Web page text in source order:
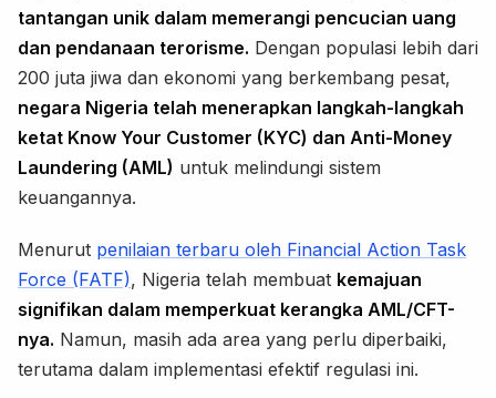
tantangan unik dalam memerangi pencucian uang
dan pendanaan terorisme. Dengan populasi lebih dari
200 juta jiwa dan ekonomi yang berkembang pesat,
negara Nigeria telah menerapkan langkah-langkah
ketat Know Your Customer (KYC) dan Anti-Money
Laundering (AML) untuk melindungi sistem
keuangannya.
Menurut penilaian terbaru oleh Financial Action Task
Force (FATF), Nigeria telah membuat kemajuan
signifikan dalam memperkuat kerangka AML/CFT-
nya. Namun, masih ada area yang perlu diperbaiki,
terutama dalam implementasi efektif regulasi ini.